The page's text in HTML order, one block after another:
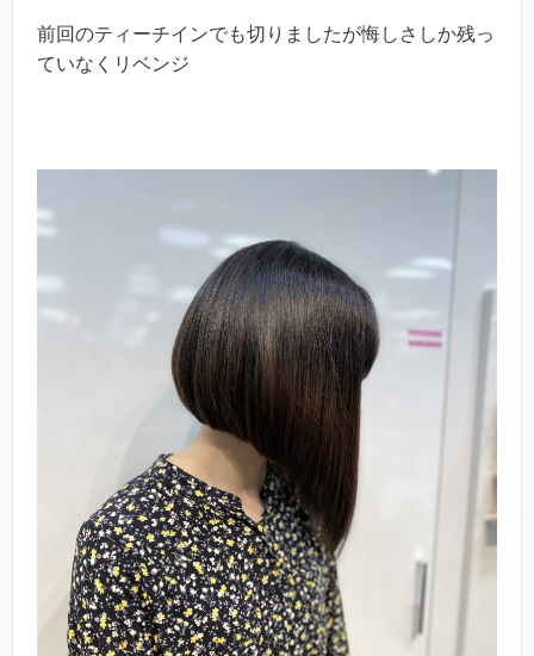
前回のティーチインでも切りましたが悔しさしか残っ
ていなくリベンジ